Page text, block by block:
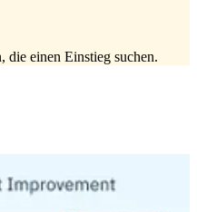
die einen Einstieg suchen.